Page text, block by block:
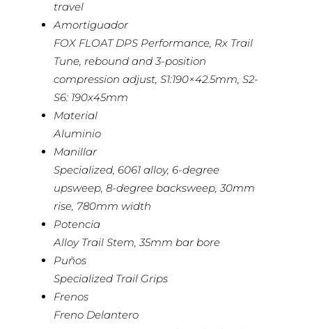
travel
Amortiguador
FOX FLOAT DPS Performance, Rx Trail
Tune, rebound and 3-position
compression adjust, S1:190×42.5mm, S2-
S6: 190x45mm
Material
Aluminio
Manillar
Specialized, 6061 alloy, 6-degree
upsweep, 8-degree backsweep, 30mm
rise, 780mm width
Potencia
Alloy Trail Stem, 35mm bar bore
Puños
Specialized Trail Grips
Frenos
Freno Delantero